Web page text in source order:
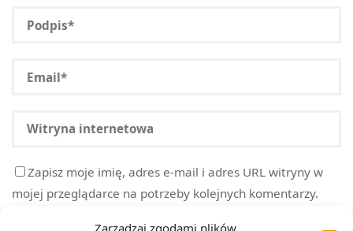
Zarządzaj zgodami plików
Zapisz moje imię, adres e-mail i adres URL witryny w
mojej przeglądarce na potrzeby kolejnych komentarzy.